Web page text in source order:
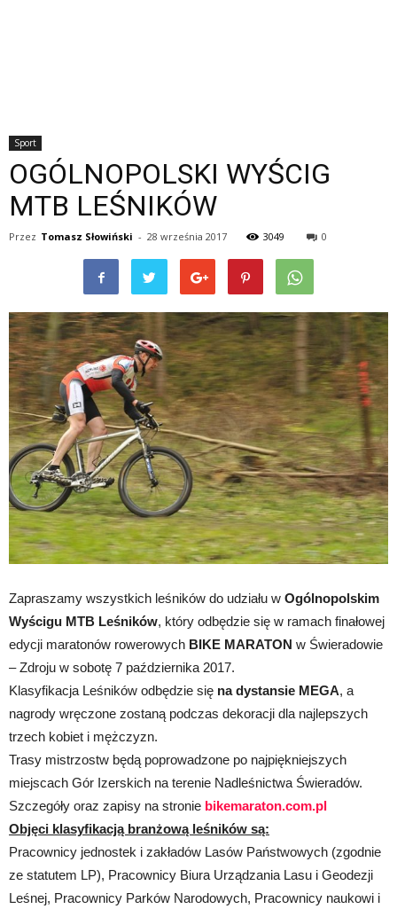
Sport
OGÓLNOPOLSKI WYŚCIG
MTB LEŚNIKÓW
Przez Tomasz Słowiński - 28 września 2017 3049 0
Zapraszamy wszystkich leśników do udziału w Ogólnopolskim
Wyścigu MTB Leśników, który odbędzie się w ramach finałowej
edycji maratonów rowerowych BIKE MARATON w Świeradowie
– Zdroju w sobotę 7 października 2017.
Klasyfikacja Leśników odbędzie się na dystansie MEGA, a
nagrody wręczone zostaną podczas dekoracji dla najlepszych
trzech kobiet i mężczyzn.
Trasy mistrzostw będą poprowadzone po najpiękniejszych
miejscach Gór Izerskich na terenie Nadleśnictwa Świeradów.
Szczegóły oraz zapisy na stronie bikemaraton.com.pl
Objęci klasyfikacją branżową leśników są:
Pracownicy jednostek i zakładów Lasów Państwowych (zgodnie
ze statutem LP), Pracownicy Biura Urządzania Lasu i Geodezji
Leśnej, Pracownicy Parków Narodowych, Pracownicy naukowi i